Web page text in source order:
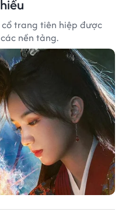
trang tiên hiệp được
nền tảng.